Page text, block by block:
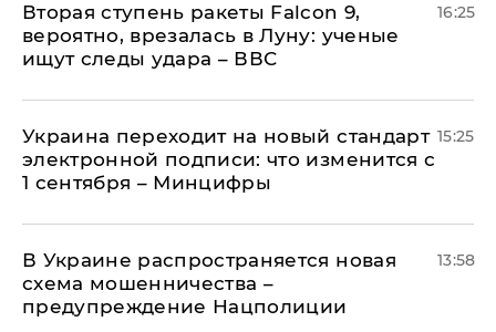
Вторая ступень ракеты Falcon 9,
вероятно, врезалась в Луну: ученые
ищут следы удара – ВВС
16:25
Украина переходит на новый стандарт
электронной подписи: что изменится с
1 сентября – Минцифры
15:25
В Украине распространяется новая
схема мошенничества –
предупреждение Нацполиции
13:58